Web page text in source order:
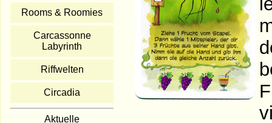
Rooms & Roomies
Carcassonne
Labyrinth
Riffwelten
Circadia
Aktuelle